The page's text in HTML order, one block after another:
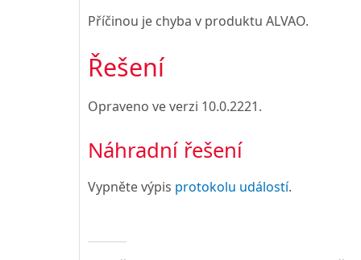
Příčinou je chyba v produktu ALVAO.
Řešení
Opraveno ve verzi 10.0.2221.
Náhradní řešení
Vypněte výpis protokolu událostí.